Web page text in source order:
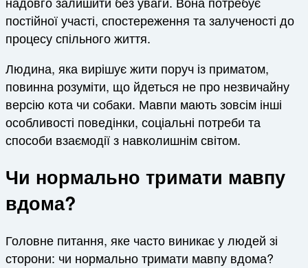
постійної участі, спостереження та залученості до
процесу спільного життя.
Людина, яка вирішує жити поруч із приматом,
повинна розуміти, що йдеться не про незвичайну
версію кота чи собаки. Мавпи мають зовсім інші
особливості поведінки, соціальні потреби та
способи взаємодії з навколишнім світом.
Чи нормально тримати мавпу
вдома?
Головне питання, яке часто виникає у людей зі
сторони: чи нормально тримати мавпу вдома?